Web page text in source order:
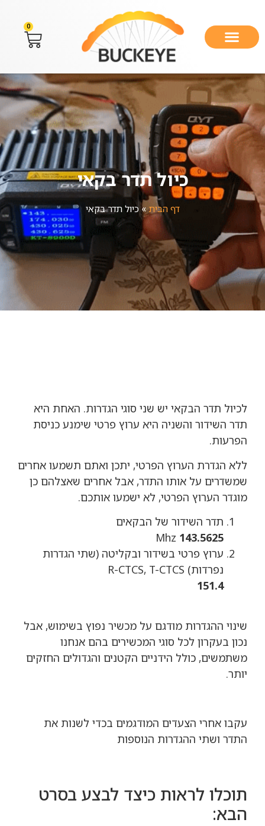
0
כיול תדר בקאי
דף הבית»כיול תדר בקאי
לכיול תדר הבקאי יש שני סוגי הגדרות. האחת היא
תדר השידור והשניה היא ערוץ פרטי שימנע כניסת
הפרעות.
ללא הגדרת הערוץ הפרטי, יתכן ואתם תשמעו אחרים
שמשדרים על אותו התדר, אבל אחרים שאצלהם כן
מוגדר הערוץ הפרטי, לא ישמעו אותכם.
תדר השידור של הבקאים
143.5625
ערוץ פרטי בשידור ובקליטה (שתי הגדרות
נפרדות) R-CTCS, T-CTCS
151.4
שינוי ההגדרות מודגם על מכשיר נפוץ בשימוש, אבל
נכון בעקרון לכל סוגי המכשירים בהם אנחנו
משתמשים, כולל הידניים הקטנים והגדולים החזקים
יותר.
עקבו אחרי הצעדים המודגמים בכדי לשנות את
התדר ושתי ההגדרות הנוספות
תוכלו לראות כיצד לבצע בסרט
הבא: